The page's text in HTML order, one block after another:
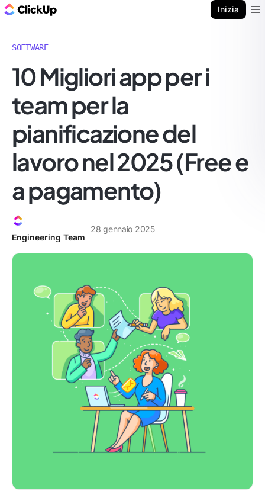
Inizia
SOFTWARE
10 Migliori app per i
team per la
pianificazione del
lavoro nel 2025 (Free e
a pagamento)
Engineering Team
28 gennaio 2025